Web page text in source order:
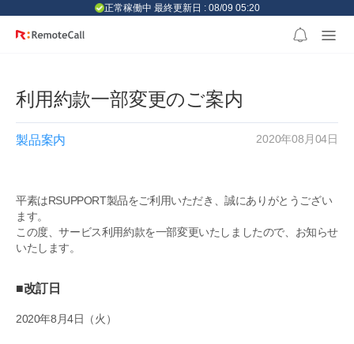
正常稼働中 最終更新日 : 08/09 05:20
利用約款一部変更のご案内
製品案内 2020年08月04日
平素はRSUPPORT製品をご利用いただき、誠にありがとうござい
ます。
この度、サービス利用約款を一部変更いたしましたので、お知らせ
いたします。
■改訂日
2020年8月4日（火）